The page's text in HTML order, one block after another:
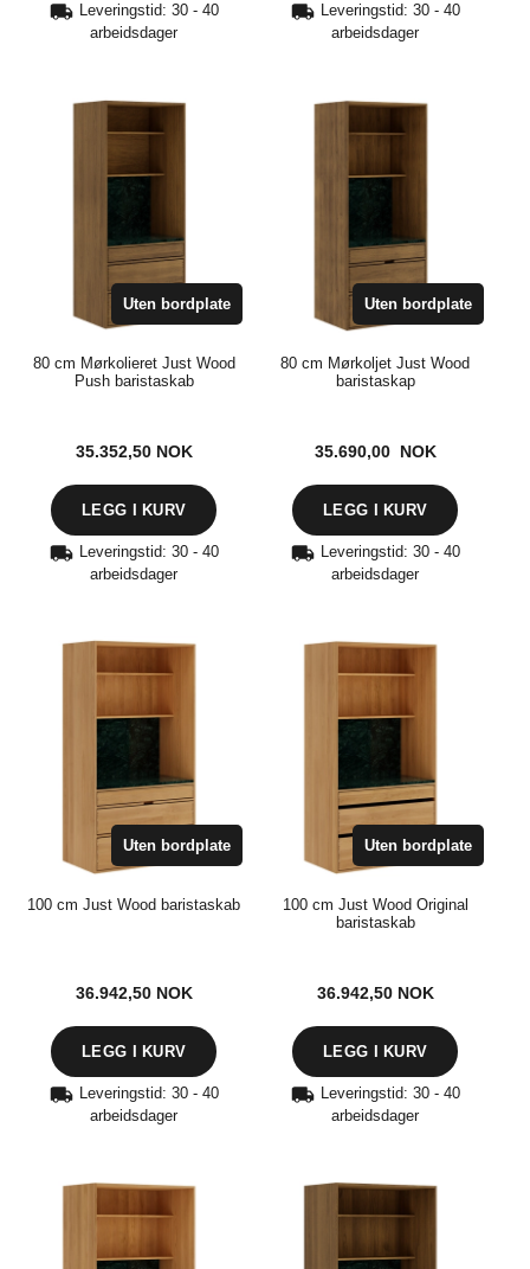
Leveringstid: 30 - 40
arbeidsdager
Uten bordplate
80 cm Mørkolieret Just Wood
Push baristaskab
35.352,50 NOK
Leveringstid: 30 - 40
arbeidsdager
Uten bordplate
80 cm Mørkoljet Just Wood
baristaskap
35.690,00 NOK
Leveringstid: 30 - 40
arbeidsdager
Uten bordplate
100 cm Just Wood baristaskab
36.942,50 NOK
Leveringstid: 30 - 40
arbeidsdager
Uten bordplate
100 cm Just Wood Original
baristaskab
36.942,50 NOK
Leveringstid: 30 - 40
arbeidsdager
Leveringstid: 30 - 40
arbeidsdager